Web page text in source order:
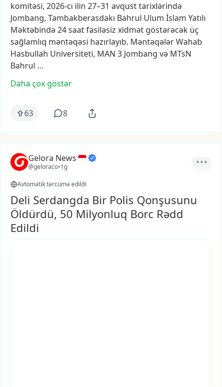
komitəsi, 2026-cı ilin 27–31 avqusttarixlərində
Jombang, Tambakberasdakı Bahrul Ulum İslam Yatılı
Məktəbində24saatfasiləsiz xidmət göstərəcək üç
sağlamlıq məntəqəsi hazırlayıb. MəntəqələrWahab
Hasbullah Universiteti, MAN 3 Jombang və MTsN
Bahrul …
Daha çox göstər
63 8
Gelora News
@geloraco•1g
Avtomatik tərcümə edildi
Deli Serdangda Bir Polis Qonşusunu
Öldürdü, 50 Milyonluq Borc Rədd
Edildi